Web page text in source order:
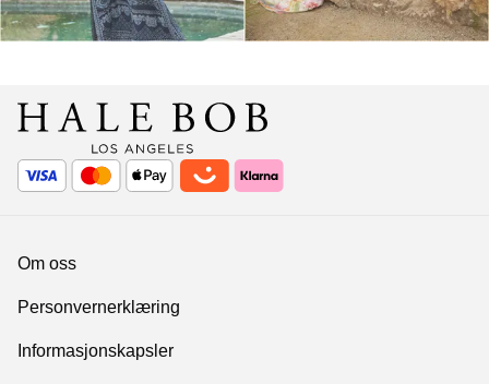
Om oss
Personvernerklæring
Informasjonskapsler